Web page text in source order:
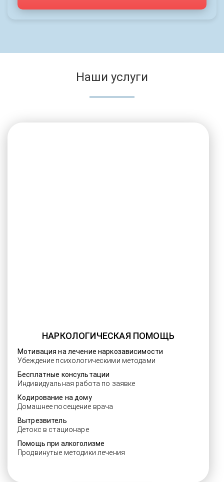
Наши услуги
НАРКОЛОГИЧЕСКАЯ ПОМОЩЬ
Мотивация на лечение наркозависимости
Убеждение психологическими методами
Бесплатные консультации
Индивидуальная работа по заявке
Кодирование на дому
Домашнее посещение врача
Вытрезвитель
Детокс в стационаре
Помощь при алкоголизме
Продвинутые методики лечения